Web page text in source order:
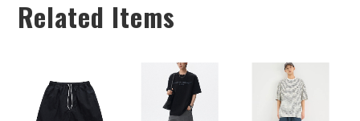
Related Items